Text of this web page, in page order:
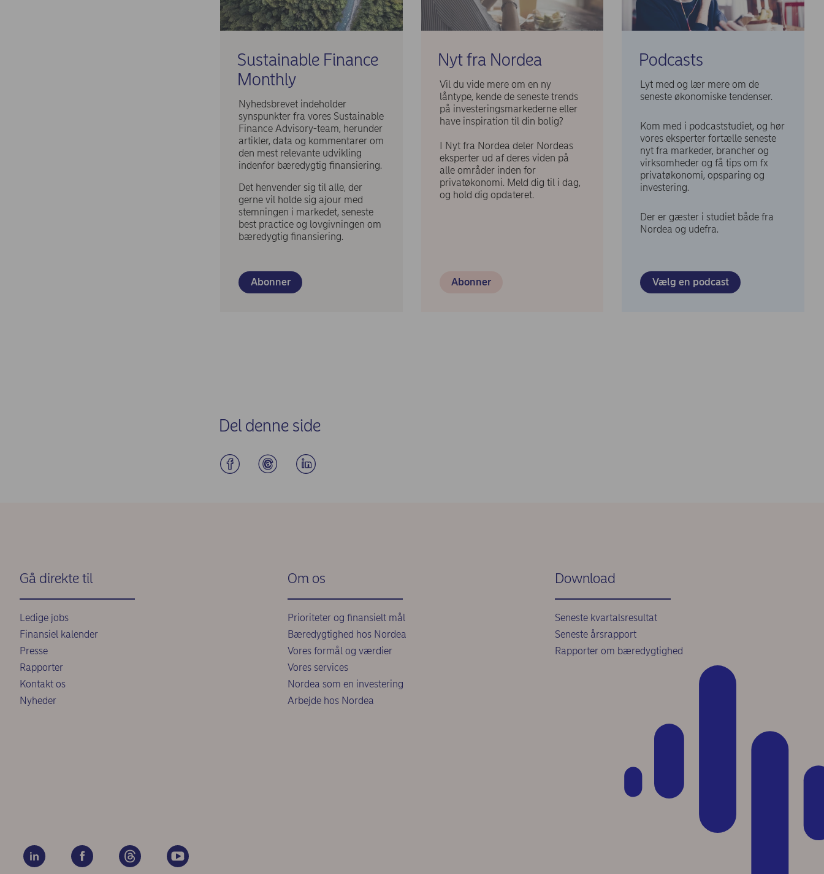
Sustainable Finance
Monthly
Nyhedsbrevet indeholder
synspunkter fra vores Sustainable
Finance Advisory-team, herunder
artikler, data og kommentarer om
den mest relevante udvikling
indenfor bæredygtig finansiering.
Det henvender sig til alle, der
gerne vil holde sig ajour med
stemningen i markedet, seneste
best practice og lovgivningen om
bæredygtig finansiering.
Abonner
Nyt fra Nordea
Vil du vide mere om en ny
låntype, kende de seneste trends
på investeringsmarkederne eller
have inspiration til din bolig?
I Nyt fra Nordea deler Nordeas
eksperter ud af deres viden på
alle områder inden for
privatøkonomi. Meld dig til i dag,
og hold dig opdateret.
Abonner
Podcasts
Lyt med og lær mere om de
seneste økonomiske tendenser.
Kom med i podcaststudiet, og hør
vores eksperter fortælle seneste
nyt fra markeder, brancher og
virksomheder og få tips om fx
privatøkonomi, opsparing og
investering.
Der er gæster i studiet både fra
Nordea og udefra.
Vælg en podcast
Del denne side
Gå direkte til
Ledige jobs
Finansiel kalender
Presse
Rapporter
Kontakt os
Nyheder
Om os
Prioriteter og finansielt mål
Bæredygtighed hos Nordea
Vores formål og værdier
Vores services
Nordea som en investering
Arbejde hos Nordea
Download
Seneste kvartalsresultat
Seneste årsrapport
Rapporter om bæredygtighed